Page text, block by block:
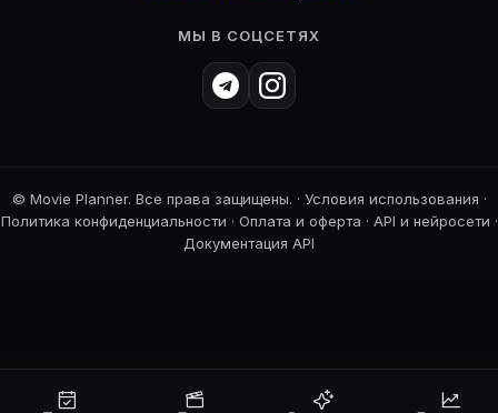
МЫ В СОЦСЕТЯХ
© Movie Planner. Все права защищены. · Условия использования ·
Политика конфиденциальности · Оплата и оферта · API и нейросети ·
Документация API